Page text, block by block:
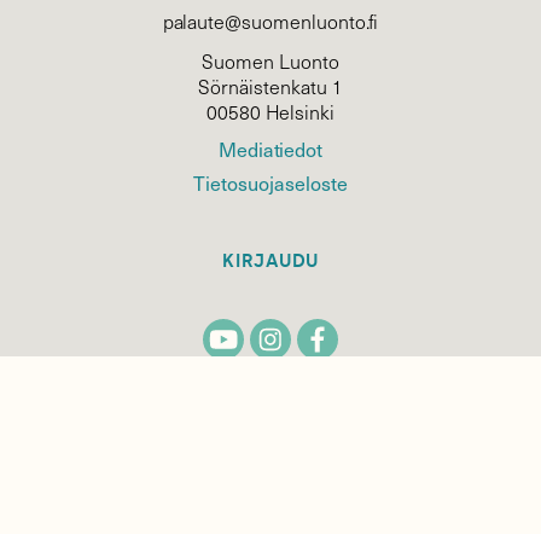
palaute@suomenluonto.fi
Suomen Luonto
Sörnäistenkatu 1
00580 Helsinki
Mediatiedot
Tietosuojaseloste
KIRJAUDU